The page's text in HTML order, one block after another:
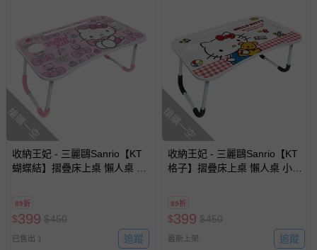
搶購一空
收納王妃 - 三麗鷗Sanrio【KT
蝴蝶結】摺疊床上桌 懶人桌 小
89折
$399 $450
已售出 1 追蹤
搶購一空
收納王妃 - 三麗鷗Sanrio【KT
格子】摺疊床上桌 懶人桌 小桌
89折
$399 $450
最新上架 追蹤